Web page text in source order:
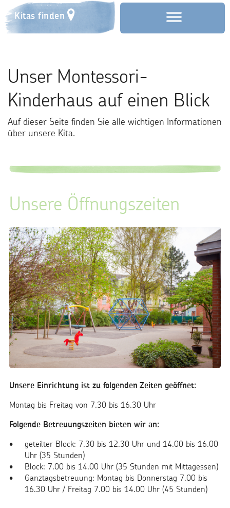
Kitas finden
Über uns
Aktuelles
Kontakt
Trägergesellschaft
Unser Montessori-
Kinderhaus auf einen Blick
Auf dieser Seite finden Sie alle wichtigen Informationen
über unsere Kita.
Unsere Öffnungszeiten
Unsere Einrichtung ist zu folgenden Zeiten geöffnet:
Montag bis Freitag von 7.30 bis 16.30 Uhr
Folgende Betreuungszeiten bieten wir an:
geteilter Block: 7.30 bis 12.30 Uhr und 14.00 bis 16.00
Uhr (35 Stunden)
Block: 7.00 bis 14.00 Uhr (35 Stunden mit Mittagessen)
Ganztagsbetreuung: Montag bis Donnerstag 7.00 bis
16.30 Uhr / Freitag 7.00 bis 14.00 Uhr (45 Stunden)